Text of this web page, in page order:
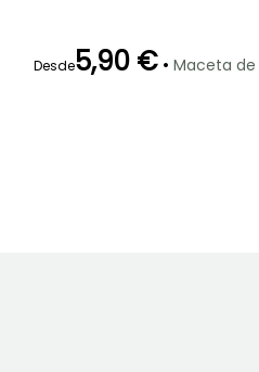
Desde5,90 € • Maceta